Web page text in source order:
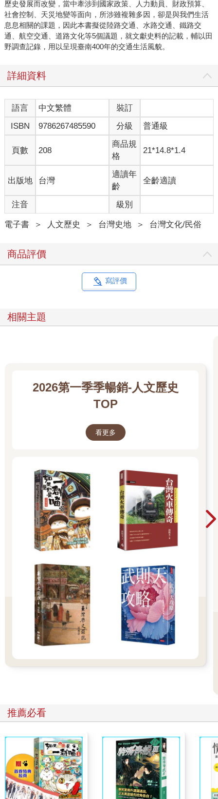
歷史發展而改變，當中牽涉到國家政策、人力動員、財政預算、
社會控制、天災地變等面向，所涉雖複雜多因，卻是與我們生活
息息相關的課題，因此本書擬從陸路交通、水路交通、鐵路交
通、航空交通、道路文化等5個議題，就文獻史料的記載，輔以田
野調查記錄，用以呈現臺南400年的交通生活風貌。
詳細資料
語言 中文繁體
裝訂
ISBN
9786267485590 分級 普通級
頁數 208
商品規
格
21*14.8*1.4
出版地 台灣
適讀年
齡
全齡適讀
注音 級別
電子書 ＞ 人文歷史 ＞ 台灣史地 ＞ 台灣文化/民俗
商品評價
寫評價
相關主題
2026第一季季暢銷-人文歷史
TOP
看更多
推薦必看